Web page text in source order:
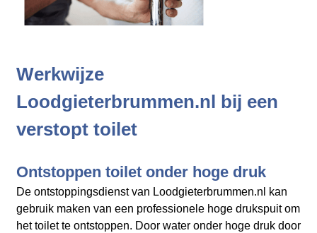
Werkwijze
Loodgieterbrummen.nl bij een
verstopt toilet
Ontstoppen toilet onder hoge druk
De ontstoppingsdienst van Loodgieterbrummen.nl kan
gebruik maken van een professionele hoge drukspuit om
het toilet te ontstoppen. Door water onder hoge druk door